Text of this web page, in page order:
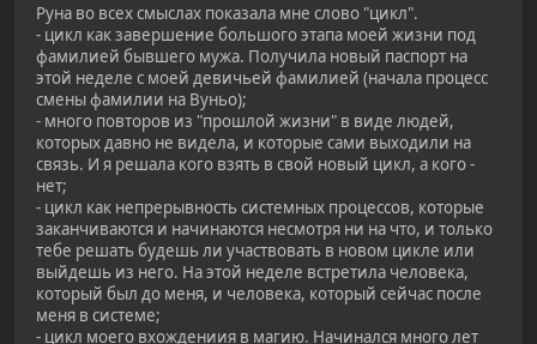
Руна во всех смыслах показала мне слово "цикл".
- цикл как завершение большого этапа моей жизни под
фамилией бывшего мужа. Получила новый паспорт на
этой неделе с моей девичьей фамилией (начала процесс
смены фамилии на Вуньо);
- много повторов из "прошлой жизни" в виде людей,
которых давно не видела, и которые сами выходили на
связь. И я решала кого взять в свой новый цикл, а кого -
нет;
- цикл как непрерывность системных процессов, которые
заканчиваются и начинаются несмотря ни на что, и только
тебе решать будешь ли участвовать в новом цикле или
выйдешь из него. На этой неделе встретила человека,
который был до меня, и человека, который сейчас после
меня в системе;
- цикл моего вхождениия в магию. Начинался много лет